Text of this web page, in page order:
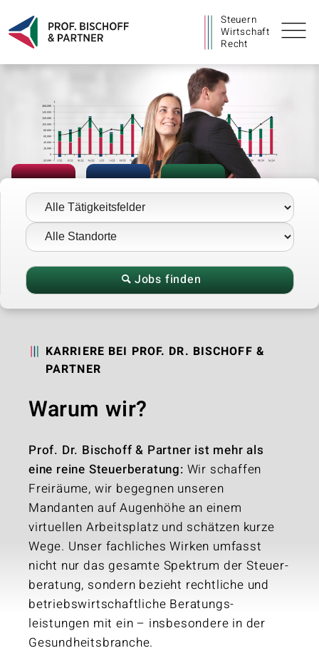
Steuern
Wirtschaft
Recht
Jobs finden
KARRIERE BEI PROF. DR. BISCHOFF &
PARTNER
Warum wir?
Prof. Dr. Bischoff & Partner ist mehr als
eine reine Steuerberatung: Wir schaffen
Freiräume, wir begegnen unseren
Mandanten auf Augen­höhe an einem
virtuellen Arbeitsplatz und schätzen kurze
Wege. Unser fachliches Wirken umfasst
nicht nur das gesamte Spektrum der Steuer­
beratung, sondern bezieht rechtliche und
betriebs­wirtschaft­liche Beratungs­
leistungen mit ein – insbesondere in der
Gesund­heits­branche.